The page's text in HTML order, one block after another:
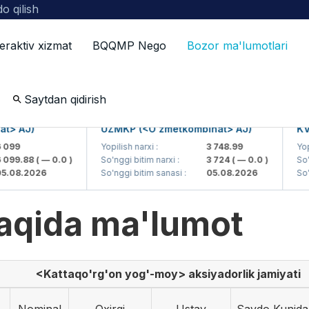
qilish
xizmat BQQMP Nego Bozor ma'lumotlari
Saytdan qidirish
AJ)
( — 0.0 )
UZMKP (<O'zmetkombinat> AJ)
Yopilish narxi :
3 748.99
So'nggi bitim narxi :
3 724( — 0.0 )
So'nggi bitim sanasi :
05.08.2026
ma'lumot
<Kattaqo'rg'on yog'-moy> aksiyadorlik jamiyati